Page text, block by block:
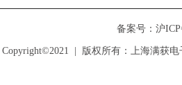
Copyright©2021  |  版权所有：上海满获
备案号：沪ICP